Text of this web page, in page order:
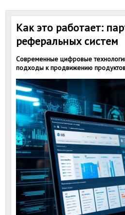
Как это работает:
реферальных систем
Современные цифровые
подходы к продвижению продуктов